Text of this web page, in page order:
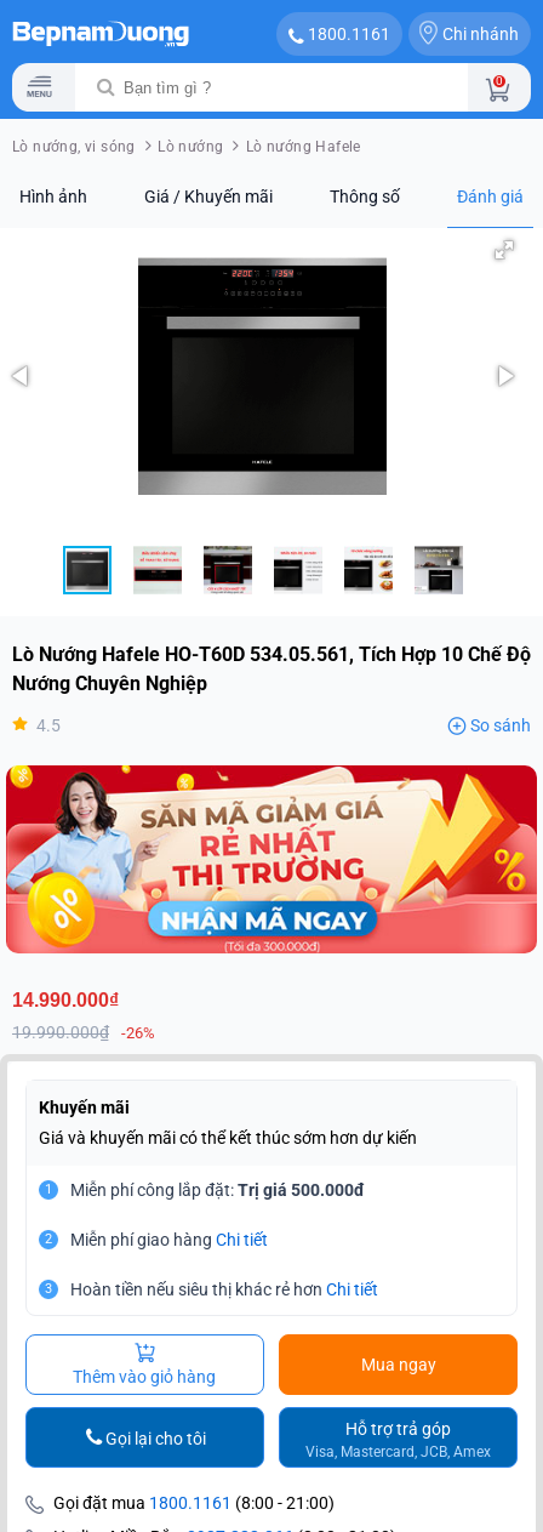
1800.1161 Chi nhánh
0
Lò nướng, vi sóng Lò nướng Lò nướng Hafele
Hình ảnh Giá / Khuyến mãi Thông số Đánh giá
Lò Nướng Hafele HO-T60D 534.05.561, Tích Hợp 10 Chế Độ
Nướng Chuyên Nghiệp
4.5 So sánh
14.990.000₫
19.990.000₫ -26%
Khuyến mãi
Giá và khuyến mãi có thể kết thúc sớm hơn dự kiến
1 Miễn phí công lắp đặt:Trị giá 500.000đ
2 Miễn phí giao hàng Chi tiết
3 Hoàn tiền nếu siêu thị khác rẻ hơn Chi tiết
Thêm vào giỏ hàng
Mua ngay
Hỗ trợ trả góp
Visa, Mastercard, JCB, Amex
Gọi lại cho tôi
Gọi đặt mua 1800.1161 (8:00 - 21:00)